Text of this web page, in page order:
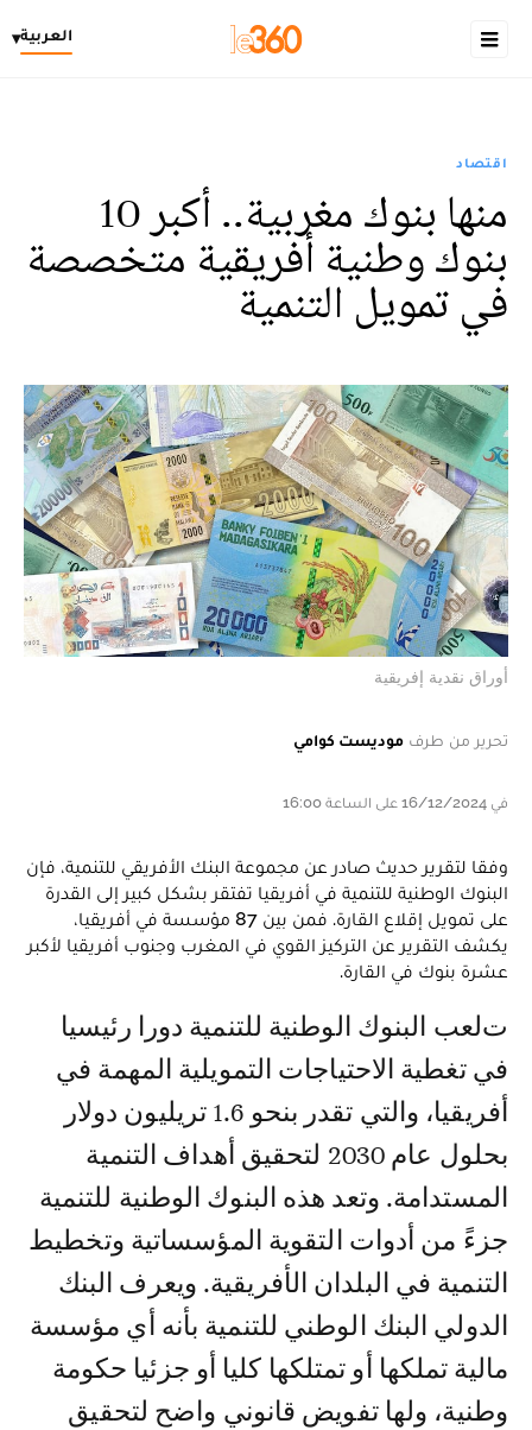
العربية▾
اقتصاد
منها بنوك مغربية.. أكبر 10
بنوك وطنية أفريقية متخصصة
في تمويل التنمية
أوراق نقدية إفريقية
تحرير من طرف موديست كوامي
في 16/12/2024 على الساعة 16:00
وفقا لتقرير حديث صادر عن مجموعة البنك الأفريقي للتنمية، فإن
البنوك الوطنية للتنمية في أفريقيا تفتقر بشكل كبير إلى القدرة
على تمويل إقلاع القارة. فمن بين 87 مؤسسة في أفريقيا،
يكشف التقرير عن التركيز القوي في المغرب وجنوب أفريقيا لأكبر
عشرة بنوك في القارة.
تلعب البنوك الوطنية للتنمية دورا رئيسيا
في تغطية الاحتياجات التمويلية المهمة في
أفريقيا، والتي تقدر بنحو 1.6 تريليون دولار
بحلول عام 2030 لتحقيق أهداف التنمية
المستدامة. وتعد هذه البنوك الوطنية للتنمية
جزءً من أدوات التقوية المؤسساتية وتخطيط
التنمية في البلدان الأفريقية. ويعرف البنك
الدولي البنك الوطني للتنمية بأنه أي مؤسسة
مالية تملكها أو تمتلكها كليا أو جزئيا حكومة
وطنية، ولها تفويض قانوني واضح لتحقيق